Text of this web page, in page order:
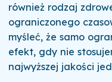
również rodzaj
ograniczonego
myśleć, że samo
efekt, gdy nie
najwyższej jakości